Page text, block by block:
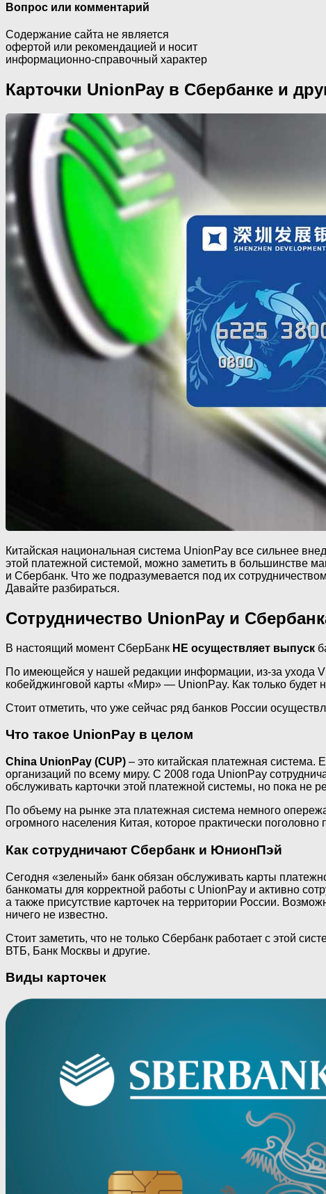
Вопрос или комментарий
Содержание сайта не является
офертой или рекомендацией и носит
информационно-справочный характер
Карточки UnionPay в Сбербанке и
Китайская национальная система UnionPay все сильнее
этой платежной системой, можно заметить в большинстве
и Сбербанк. Что же подразумевается под их
Давайте разбираться.
Сотрудничество UnionPay и
В настоящий момент СберБанк НЕ осуществляет выпуск
По имеющейся у нашей редакции информации, из-за ухода
кобейджинговой карты «Мир» — UnionPay. Как только
Стоит отметить, что уже сейчас ряд банков России
Что такое UnionPay в целом
China UnionPay (CUP) – это китайская платежная
организаций по всему миру. С 2008 года UnionPay
обслуживать карточки этой платежной системы, но пока не
По объему на рынке эта платежная система немного
огромного населения Китая, которое практически
Как сотрудничают Сбербанк и ЮнионПэй
Сегодня «зеленый» банк обязан обслуживать карты
банкоматы для корректной работы с UnionPay и активно
а также присутствие карточек на территории России.
ничего не известно.
Стоит заметить, что не только Сбербанк работает с этой
ВТБ, Банк Москвы и другие.
Виды карточек